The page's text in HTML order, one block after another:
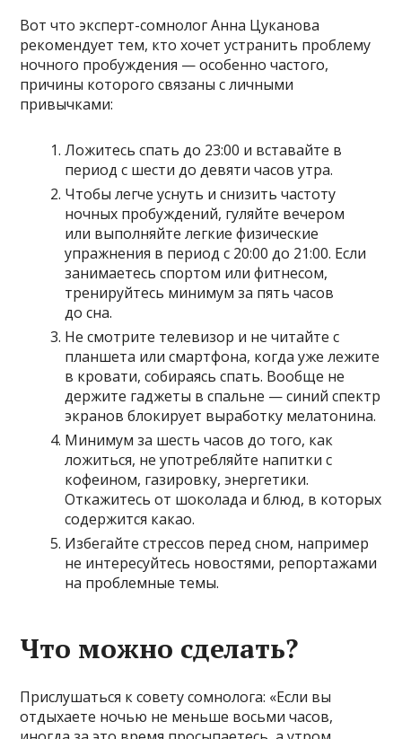
Вот что эксперт-сомнолог Анна Цуканова
рекомендует тем, кто хочет устранить проблему
ночного пробуждения — особенно частого,
причины которого связаны с личными
привычками:
Ложитесь спать до 23:00 и вставайте в
период с шести до девяти часов утра.
Чтобы легче уснуть и снизить частоту
ночных пробуждений, гуляйте вечером
или выполняйте легкие физические
упражнения в период с 20:00 до 21:00. Если
занимаетесь спортом или фитнесом,
тренируйтесь минимум за пять часов
до сна.
Не смотрите телевизор и не читайте с
планшета или смартфона, когда уже лежите
в кровати, собираясь спать. Вообще не
держите гаджеты в спальне — синий спектр
экранов блокирует выработку мелатонина.
Минимум за шесть часов до того, как
ложиться, не употребляйте напитки с
кофеином, газировку, энергетики.
Откажитесь от шоколада и блюд, в которых
содержится какао.
Избегайте стрессов перед сном, например
не интересуйтесь новостями, репортажами
на проблемные темы.
Что можно сделать?
Прислушаться к совету сомнолога: «Если вы
отдыхаете ночью не меньше восьми часов,